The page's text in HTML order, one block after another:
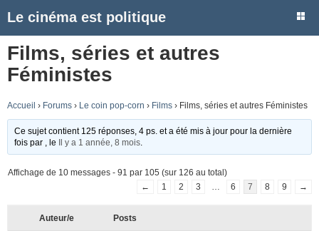
Le cinéma est politique
Films, séries et autres
Féministes
Accueil › Forums › Le coin pop-corn › Films › Films, séries et autres Féministes
Ce sujet contient 125 réponses, 4 ps. et a été mis à jour pour la dernière
fois par
, le Il y a 1 année, 8 mois
Affichage de 10 messages - 91 par 105 (sur 126 au total)
←
1 2 3 6 7 8 9 →
Auteur/e Posts